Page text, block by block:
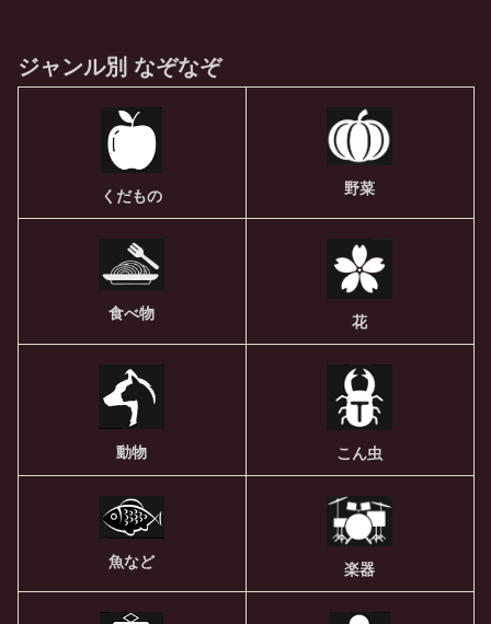
ジャンル別 なぞなぞ
くだもの 野菜
食べ物 花
動物 こん虫
魚など 楽器